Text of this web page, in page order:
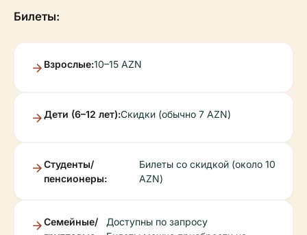
Билеты:
Взрослые:10–15 AZN
Дети (6–12 лет):Скидки (обычно 7 AZN)
Студенты/
пенсионеры:
Билеты со скидкой (около 10
AZN)
Семейные/
Доступны по запросу